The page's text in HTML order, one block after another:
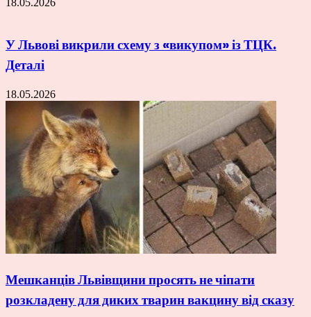
18.05.2026
У Львові викрили схему з «викупом» із ТЦК.
Деталі
18.05.2026
Мешканців Львівщини просять не чіпати
розкладену для диких тварин вакцину від сказу